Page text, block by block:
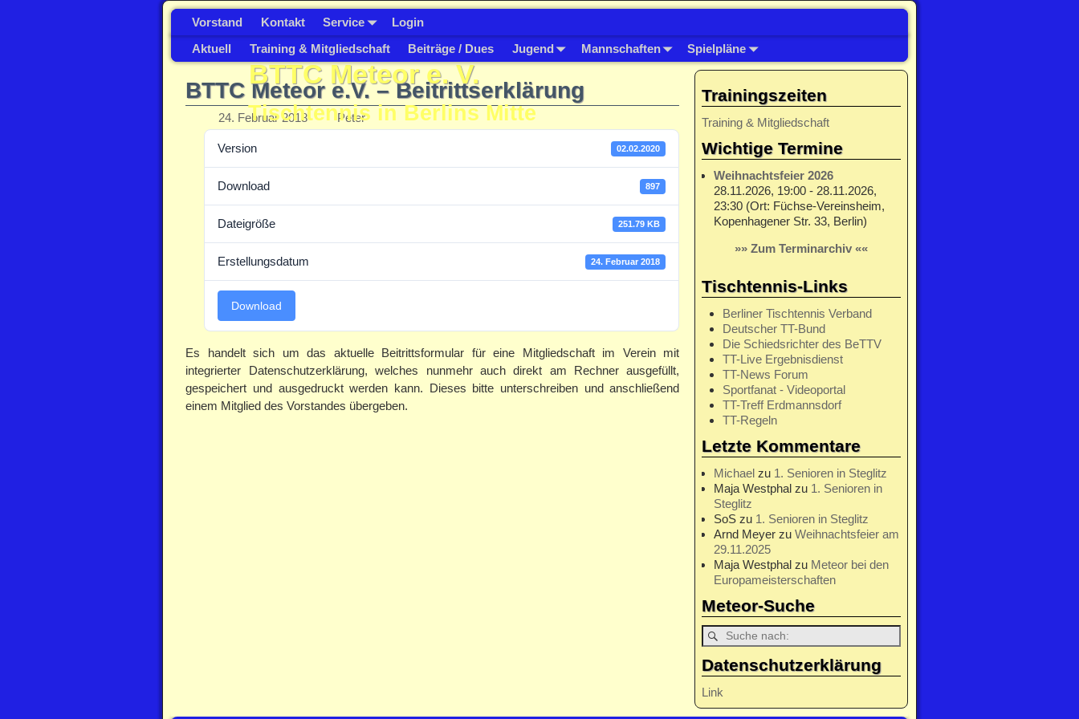
Vorstand Kontakt Service Login
BTTC Meteor e. V.
Tischtennis in Berlins Mitte
Aktuell Training & Mitgliedschaft Beiträge / Dues Jugend Mannschaften Spielpläne
BTTC Meteor e.V. – Beitrittserklärung
24. Februar 2018 Peter
Version 02.02.2020
Download 897
Dateigröße 251.79 KB
Erstellungsdatum 24. Februar 2018
Download
Es handelt sich um das aktuelle Beitrittsformular für eine Mitgliedschaft im Verein mit
integrierter Datenschutzerklärung, welches nunmehr auch direkt am Rechner ausgefüllt,
gespeichert und ausgedruckt werden kann. Dieses bitte unterschreiben und anschließend
einem Mitglied des Vorstandes übergeben.
Trainingszeiten
Training & Mitgliedschaft
Wichtige Termine
Weihnachtsfeier 2026
28.11.2026, 19:00 - 28.11.2026,
23:30 (Ort: Füchse-Vereinsheim,
Kopenhagener Str. 33, Berlin)
»» Zum Terminarchiv ««
Tischtennis-Links
Berliner Tischtennis Verband
Deutscher TT-Bund
Die Schiedsrichter des BeTTV
TT-Live Ergebnisdienst
TT-News Forum
Sportfanat - Videoportal
TT-Treff Erdmannsdorf
TT-Regeln
Letzte Kommentare
Michaelzu 1. Senioren in Steglitz
Maja Westphalzu 1. Senioren in
Steglitz
SoSzu 1. Senioren in Steglitz
Arnd Meyerzu Weihnachtsfeier am
29.11.2025
Maja Westphalzu Meteor bei den
Europameisterschaften
Meteor-Suche
Datenschutzerklärung
Link